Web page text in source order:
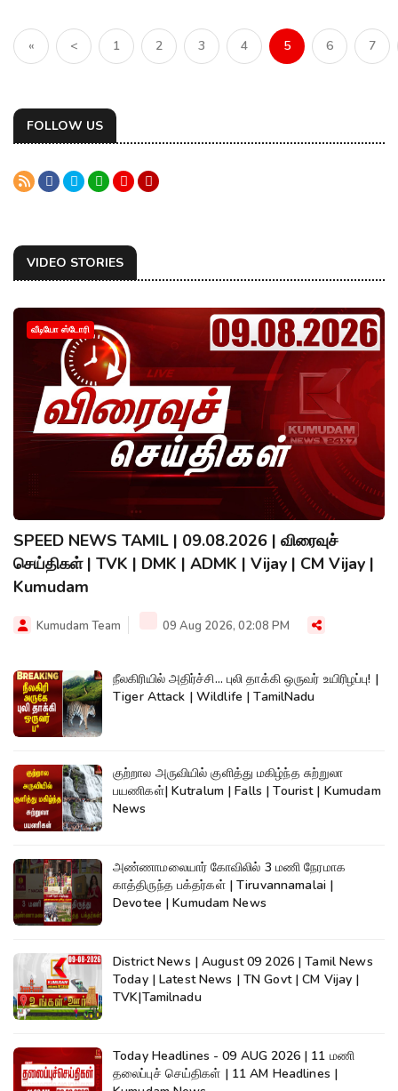
« < 1 2 3 4 5 6 7
FOLLOW US
VIDEO STORIES
வீடியோ ஸ்டோரி
SPEED NEWS TAMIL | 09.08.2026 | விரைவுச்
செய்திகள் | TVK | DMK | ADMK | Vijay | CM Vijay |
Kumudam
Kumudam Team 09 Aug 2026, 02:08 PM
நீலகிரியில் அதிர்ச்சி... புலி தாக்கி ஒருவர் உயிரிழப்பு! |
Tiger Attack | Wildlife | TamilNadu
குற்றால அருவியில் குளித்து மகிழ்ந்த சுற்றுலா
பயணிகள்| Kutralum | Falls | Tourist | Kumudam
News
அண்ணாமலையார் கோவிலில் 3 மணி நேரமாக
காத்திருந்த பக்தர்கள் | Tiruvannamalai |
Devotee | Kumudam News
District News | August 09 2026 | Tamil News
Today | Latest News | TN Govt | CM Vijay |
TVK|Tamilnadu
Today Headlines - 09 AUG 2026 | 11 மணி
தலைப்புச் செய்திகள் | 11 AM Headlines |